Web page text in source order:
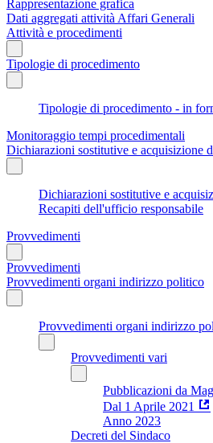
Rappresentazione grafica
Dati aggregati attività Affari Generali
Attività e procedimenti
Tipologie di procedimento
Tipologie di procedimento - in
Monitoraggio tempi procedimentali
Dichiarazioni sostitutive e acquisizione
Dichiarazioni sostitutive e
Recapiti dell'ufficio responsabile
Provvedimenti
Provvedimenti
Provvedimenti organi indirizzo politico
Provvedimenti organi indirizzo
Provvedimenti vari
Pubblicazioni da
Dal 1 Aprile 2021
Anno 2023
Decreti del Sindaco